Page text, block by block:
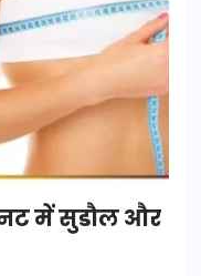
में सुडौल और